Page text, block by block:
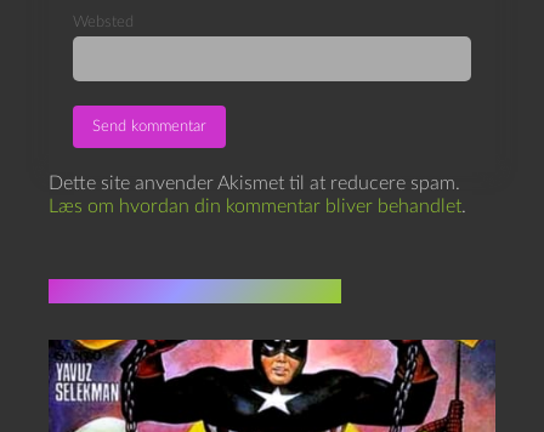
Websted
Dette site anvender Akismet til at reducere spam.
Læs om hvordan din kommentar bliver behandlet.